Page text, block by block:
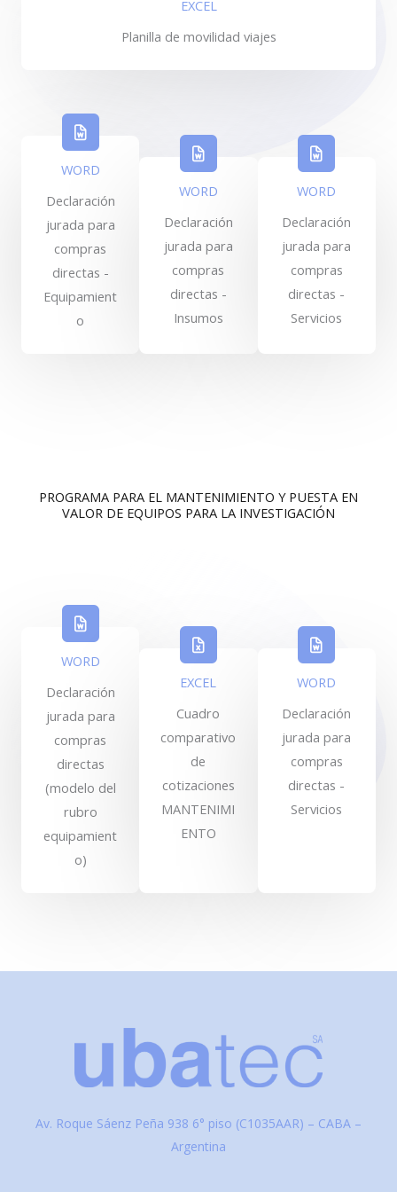
EXCEL
Planilla de movilidad viajes
WORD
Declaración
jurada para
compras
directas -
Equipamient
o
WORD
Declaración
jurada para
compras
directas -
Insumos
WORD
Declaración
jurada para
compras
directas -
Servicios
PROGRAMA PARA EL MANTENIMIENTO Y PUESTA EN
VALOR DE EQUIPOS PARA LA INVESTIGACIÓN
WORD
Declaración
jurada para
compras
directas
(modelo del
rubro
equipamient
o)
EXCEL
Cuadro
comparativo
de
cotizaciones
MANTENIMI
ENTO
WORD
Declaración
jurada para
compras
directas -
Servicios
Av. Roque Sáenz Peña 938 6° piso (C1035AAR) – CABA –
Argentina